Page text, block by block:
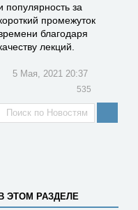
популярность за
промежуток
благодаря
лекций.
5 Мая, 2021 20:37
535
ЭТОМ РАЗДЕЛЕ